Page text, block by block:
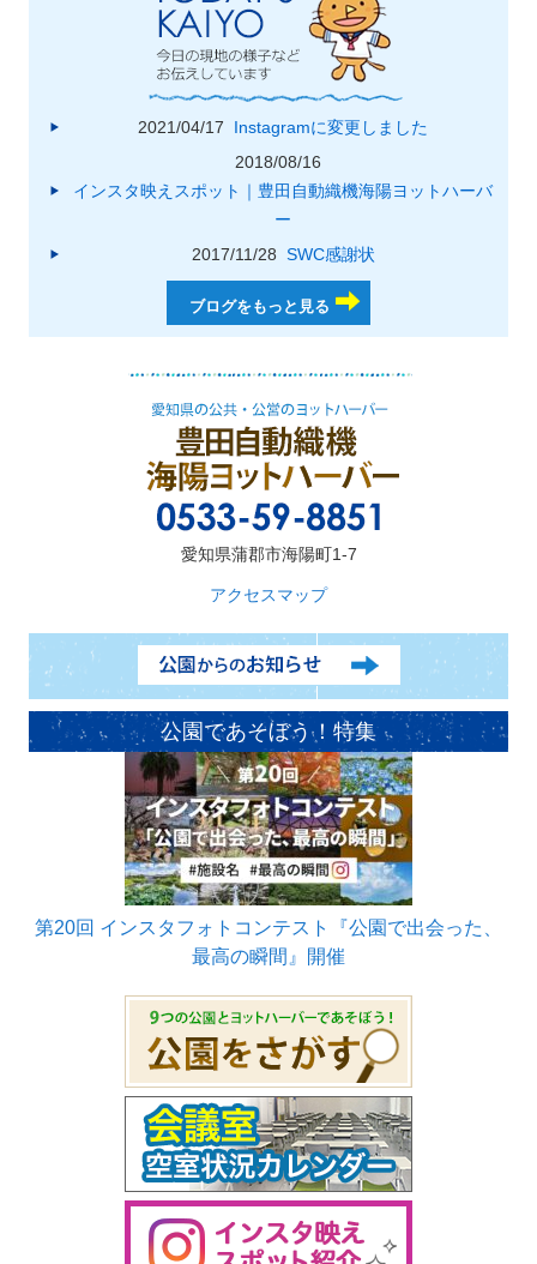
2021/04/17
Instagramに変更しました
2018/08/16
インスタ映えスポット｜豊田自動織機海陽ヨットハーバ
ー
2017/11/28 SWC感謝状
ブログをもっと見る
愛知県蒲郡市海陽町1-7
アクセスマップ
公園であそぼう！特集
第20回 インスタフォトコンテスト『公園で出会った、
最高の瞬間』開催